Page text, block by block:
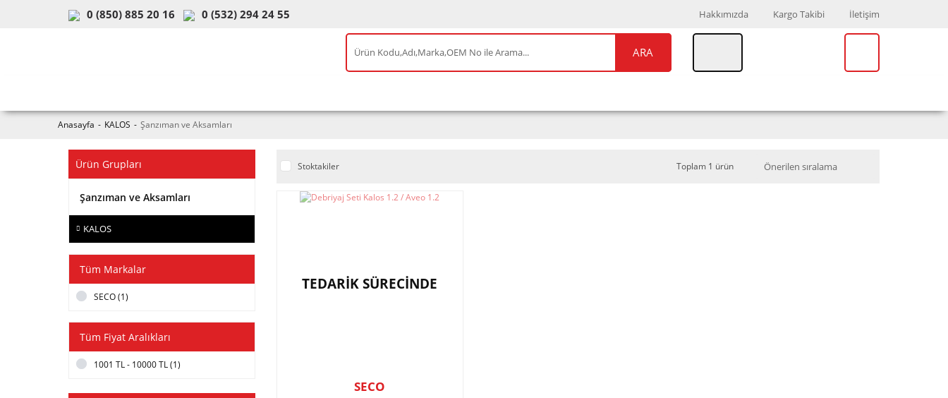
0 (850) 885 20 16 0 (532) 294 24 55 Hakkımızda Kargo Takibi İletişim
ARA
Anasayfa KALOS Şanzıman ve Aksamları
Ürün Grupları
Şanzıman ve Aksamları
KALOS
Tüm Markalar
SECO (1)
Tüm Fiyat Aralıkları
1001 TL - 10000 TL (1)
Stoktakiler Toplam 1 ürün
TEDARİK SÜRECİNDE
SECO